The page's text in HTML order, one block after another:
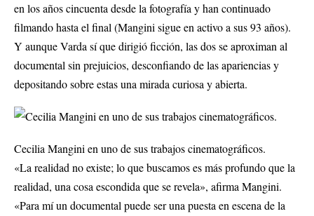
en los años cincuenta desde la fotografía y han continuado
filmando hasta el final (Mangini sigue en activo a sus 93 años).
Y aunque Varda sí que dirigió ficción, las dos se aproximan al
documental sin prejuicios, desconfiando de las apariencias y
depositando sobre estas una mirada curiosa y abierta.
Cecilia Mangini en uno de sus trabajos cinematográficos.
«La realidad no existe; lo que buscamos es más profundo que la
realidad, una cosa escondida que se revela», afirma Mangini.
«Para mí un documental puede ser una puesta en escena de la